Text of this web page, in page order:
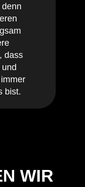
dass
bist.
WIR